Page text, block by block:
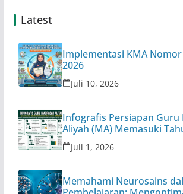
Latest
Implementasi KMA Nomor
2026
Juli 10, 2026
Infografis Persiapan Guru
Aliyah (MA) Memasuki
2026/2027
Juli 1, 2026
Memahami Neurosains